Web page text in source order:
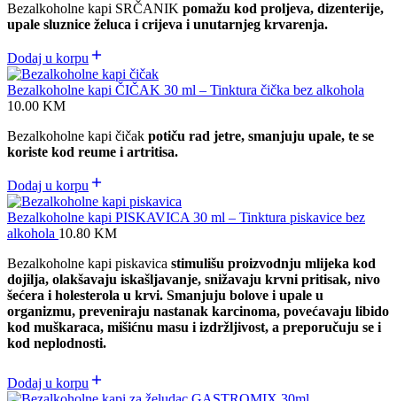
Bezalkoholne kapi SRČANIK pomažu kod proljeva, dizenterije,
upale sluznice želuca i crijeva i unutarnjeg krvarenja.
Dodaj u korpu
Bezalkoholne kapi ČIČAK 30 ml – Tinktura čička bez alkohola
10.00 KM
Bezalkoholne kapi čičak potiču rad jetre, smanjuju upale, te se
koriste kod reume i artritisa.
Dodaj u korpu
Bezalkoholne kapi PISKAVICA 30 ml – Tinktura piskavice bez
alkohola 10.80 KM
Bezalkoholne kapi piskavica stimulišu proizvodnju mlijeka kod
dojilja, olakšavaju iskašljavanje, snižavaju krvni pritisak, nivo
šećera i holesterola u krvi. Smanjuju bolove i upale u
organizmu, preveniraju nastanak karcinoma, povećavaju libido
kod muškaraca, mišićnu masu i izdržljivost, a preporučuju se i
kod neplodnosti.
Dodaj u korpu